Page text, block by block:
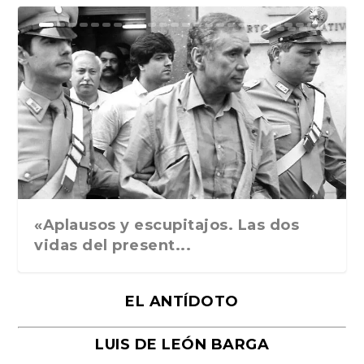
Ground Rules. Alejan...
«Rafael: Poesía subl...
Bienvenidos al circo...
Georges de La Tour. ...
Robert Capa: la hist...
«Aplausos y escupitajos. Las dos
vidas del present...
EL ANTÍDOTO
LUIS DE LEÓN BARGA